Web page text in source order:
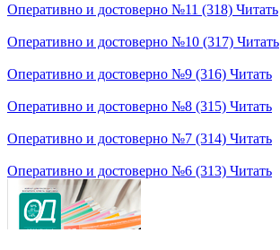
Оперативно и достоверно №11 (318) Читать
Оперативно и достоверно №10 (317) Читать
Оперативно и достоверно №9 (316) Читать
Оперативно и достоверно №8 (315) Читать
Оперативно и достоверно №7 (314) Читать
Оперативно и достоверно №6 (313) Читать